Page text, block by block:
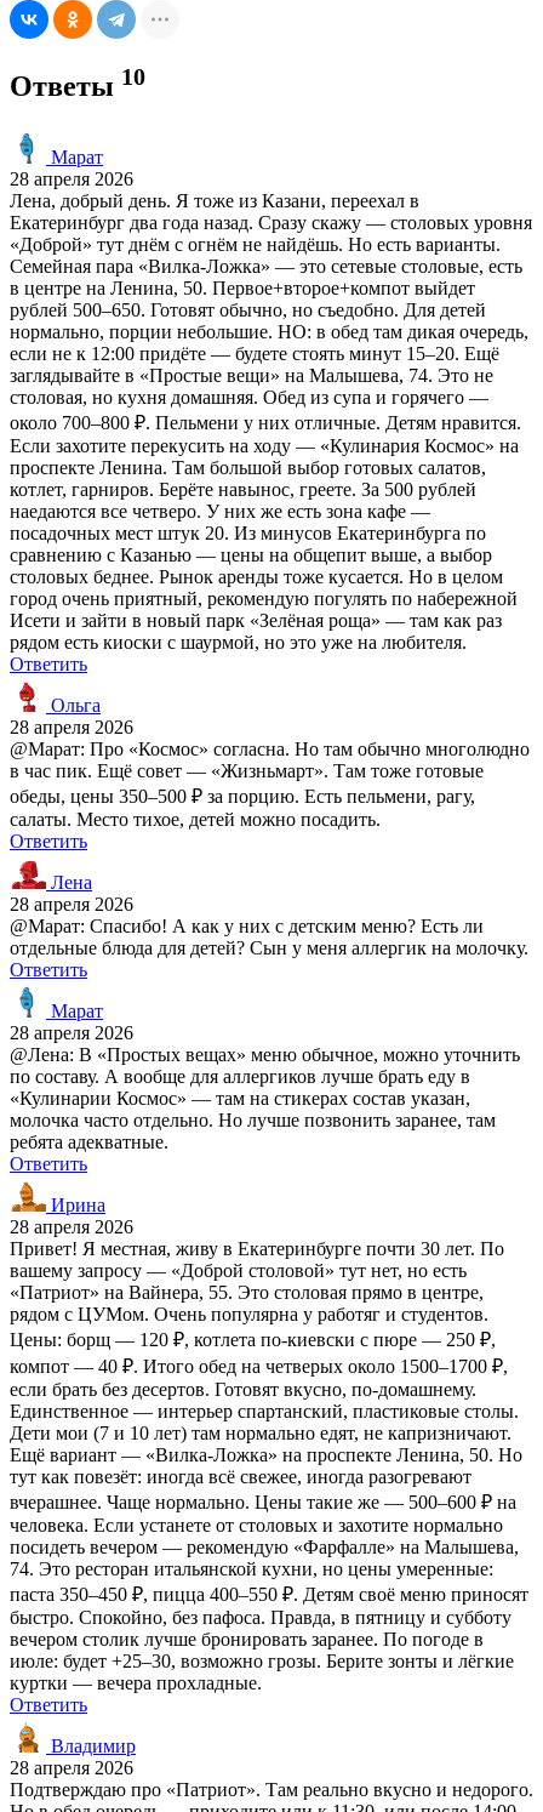
Ответы 10
Марат
28 апреля 2026
Лена, добрый день. Я тоже из Казани, переехал в
Екатеринбург два года назад. Сразу скажу — столовых уровня
«Доброй» тут днём с огнём не найдёшь. Но есть варианты.
Семейная пара «Вилка-Ложка» — это сетевые столовые, есть
в центре на Ленина, 50. Первое+второе+компот выйдет
рублей 500–650. Готовят обычно, но съедобно. Для детей
нормально, порции небольшие. НО: в обед там дикая очередь,
если не к 12:00 придёте — будете стоять минут 15–20. Ещё
заглядывайте в «Простые вещи» на Малышева, 74. Это не
столовая, но кухня домашняя. Обед из супа и горячего —
около 700–800 ₽. Пельмени у них отличные. Детям нравится.
Если захотите перекусить на ходу — «Кулинария Космос» на
проспекте Ленина. Там большой выбор готовых салатов,
котлет, гарниров. Берёте навынос, греете. За 500 рублей
наедаются все четверо. У них же есть зона кафе —
посадочных мест штук 20. Из минусов Екатеринбурга по
сравнению с Казанью — цены на общепит выше, а выбор
столовых беднее. Рынок аренды тоже кусается. Но в целом
город очень приятный, рекомендую погулять по набережной
Исети и зайти в новый парк «Зелёная роща» — там как раз
рядом есть киоски с шаурмой, но это уже на любителя.
Ответить
Ольга
28 апреля 2026
@Марат: Про «Космос» согласна. Но там обычно многолюдно
в час пик. Ещё совет — «Жизньмарт». Там тоже готовые
обеды, цены 350–500 ₽ за порцию. Есть пельмени, рагу,
салаты. Место тихое, детей можно посадить.
Ответить
Лена
28 апреля 2026
@Марат: Спасибо! А как у них с детским меню? Есть ли
отдельные блюда для детей? Сын у меня аллергик на молочку.
Ответить
Марат
28 апреля 2026
@Лена: В «Простых вещах» меню обычное, можно уточнить
по составу. А вообще для аллергиков лучше брать еду в
«Кулинарии Космос» — там на стикерах состав указан,
молочка часто отдельно. Но лучше позвонить заранее, там
ребята адекватные.
Ответить
Ирина
28 апреля 2026
Привет! Я местная, живу в Екатеринбурге почти 30 лет. По
вашему запросу — «Доброй столовой» тут нет, но есть
«Патриот» на Вайнера, 55. Это столовая прямо в центре,
рядом с ЦУМом. Очень популярна у работяг и студентов.
Цены: борщ — 120 ₽, котлета по-киевски с пюре — 250 ₽,
компот — 40 ₽. Итого обед на четверых около 1500–1700 ₽,
если брать без десертов. Готовят вкусно, по-домашнему.
Единственное — интерьер спартанский, пластиковые столы.
Дети мои (7 и 10 лет) там нормально едят, не капризничают.
Ещё вариант — «Вилка-Ложка» на проспекте Ленина, 50. Но
тут как повезёт: иногда всё свежее, иногда разогревают
вчерашнее. Чаще нормально. Цены такие же — 500–600 ₽ на
человека. Если устанете от столовых и захотите нормально
посидеть вечером — рекомендую «Фарфалле» на Малышева,
74. Это ресторан итальянской кухни, но цены умеренные:
паста 350–450 ₽, пицца 400–550 ₽. Детям своё меню приносят
быстро. Спокойно, без пафоса. Правда, в пятницу и субботу
вечером столик лучше бронировать заранее. По погоде в
июле: будет +25–30, возможно грозы. Берите зонты и лёгкие
куртки — вечера прохладные.
Ответить
Владимир
28 апреля 2026
Подтверждаю про «Патриот». Там реально вкусно и недорого.